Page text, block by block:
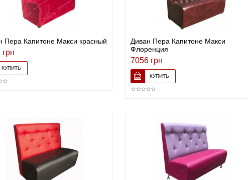
Пера Капитоне Макси красный
Диван Пера Капитоне Макси
Флоренция
7056 грн